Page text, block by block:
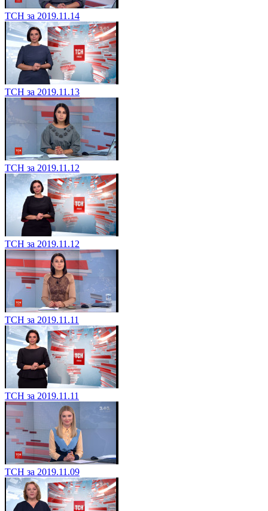
ТСН за 2019.11.14
ТСН за 2019.11.13
ТСН за 2019.11.12
ТСН за 2019.11.12
ТСН за 2019.11.11
ТСН за 2019.11.11
ТСН за 2019.11.09